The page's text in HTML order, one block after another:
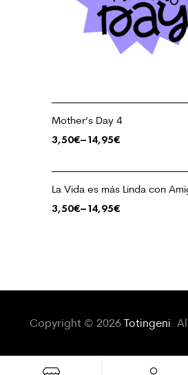
Mother’s Day 4
3,50€–14,95€
La Vida es más Linda con
3,50€–14,95€
Copyright © 2026 Totingeni.